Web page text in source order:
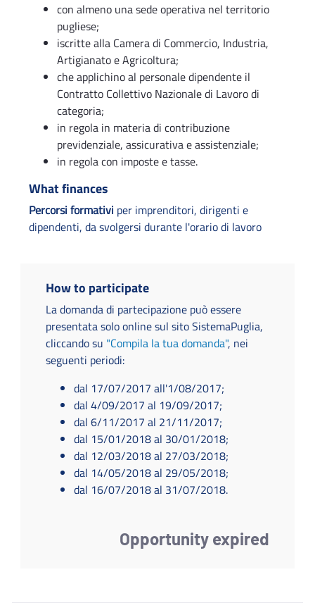
con almeno una sede operativa nel territorio
pugliese;
iscritte alla Camera di Commercio, Industria,
Artigianato e Agricoltura;
che applichino al personale dipendente il
Contratto Collettivo Nazionale di Lavoro di
categoria;
in regola in materia di contribuzione
previdenziale, assicurativa e assistenziale;
in regola con imposte e tasse.
What finances
Percorsi formativi per imprenditori, dirigenti e
dipendenti, da svolgersi durante l'orario di lavoro
How to participate
La domanda di partecipazione può essere
presentata solo online sul sito SistemaPuglia,
cliccando su "Compila la tua domanda", nei
seguenti periodi:
dal 17/07/2017 all'1/08/2017;
dal 4/09/2017 al 19/09/2017;
dal 6/11/2017 al 21/11/2017;
dal 15/01/2018 al 30/01/2018;
dal 12/03/2018 al 27/03/2018;
dal 14/05/2018 al 29/05/2018;
dal 16/07/2018 al 31/07/2018.
Opportunity expired